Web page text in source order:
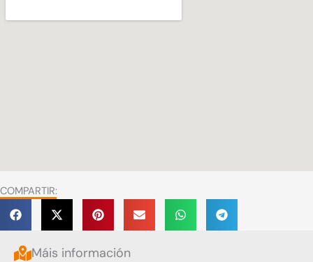
COMPARTIR:
Máis información